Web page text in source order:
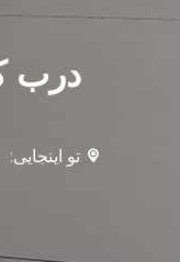
تو اینجایی: